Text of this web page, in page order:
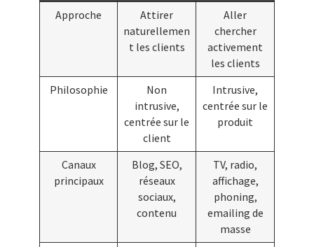
Approche
Attirer
naturellemen
t les clients
Aller
chercher
activement
les clients
Philosophie
Non
intrusive,
centrée sur le
client
Intrusive,
centrée sur le
produit
Canaux
principaux
Blog, SEO,
réseaux
sociaux,
contenu
TV, radio,
affichage,
phoning,
emailing de
masse